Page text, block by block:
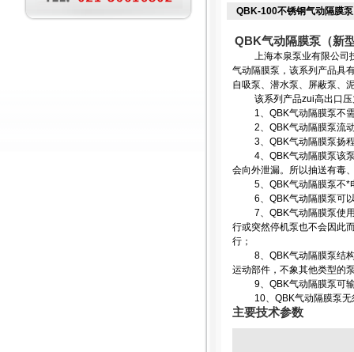
QBK-100不锈钢气动隔膜
QBK气动隔膜泵 （新
上海本泉泵业有限公司
气动隔膜泵，该系列产品具
自吸泵、潜水泵、屏蔽泵、
该系列产品zui高出口
1、 QBK气动隔膜泵不
2、 QBK气动隔膜泵流
3、 QBK气动隔膜泵扬
4、 QBK气动隔膜泵该
会向外泄漏。所以抽送有毒
5、 QBK气动隔膜泵不*
6、 QBK气动隔膜泵可
7、 QBK气动隔膜泵使
行或突然停机泵也不会因此
行；
8、 QBK气动隔膜泵结
运动部件，不象其他类型的
9、 QBK气动隔膜泵可
10、 QBK气动隔膜泵
主要技术参数